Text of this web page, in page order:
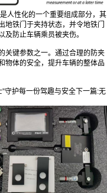
人性化的一个重要组成部分，其
铁门于夹持状态，并令地铁门
防止车辆乘员被夹伤。
关键参数之一。通过合理的防夹
物体的安全，提升车辆的整体品
守护每一份驾趣与安全 下一篇:无